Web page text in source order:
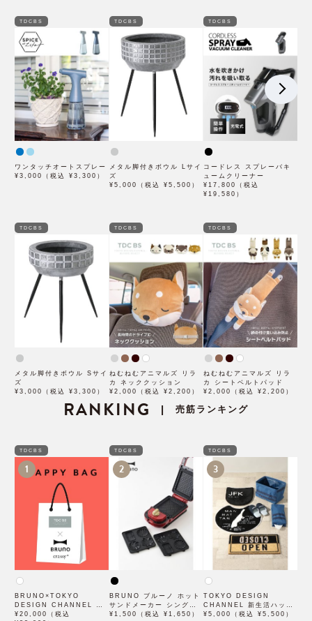
TDCBS
ワンタッチオートスプレー
¥3,000（税込 ¥3,300）
TDCBS
メタル脚付きボウル Lサイ
ズ
¥5,000（税込 ¥5,500）
TDCBS
コードレス スプレーバキ
ュームクリーナー
¥17,800（税込
¥19,580）
TDCBS
メタル脚付きボウル Sサイ
ズ
¥3,000（税込 ¥3,300）
TDCBS
ねむねむアニマルズ リラ
カ ネッククッション
¥2,000（税込 ¥2,200）
TDCBS
ねむねむアニマルズ リラ
カ シートベルトパッド
¥2,000（税込 ¥2,200）
RANKING | 売筋ランキング
TDCBS
1
BRUNO×TOKYO
DESIGN CHANNEL オ
リジナルハッピーBOX B
¥20,000（税込
TDCBS
2
BRUNO ブルーノ ホット
サンドメーカー シングル
用プチガトープレート
¥1,500（税込 ¥1,650）
TDCBS
3
TOKYO DESIGN
CHANNEL 新生活ハッピ
ーバッグ A
¥5,000（税込 ¥5,500）